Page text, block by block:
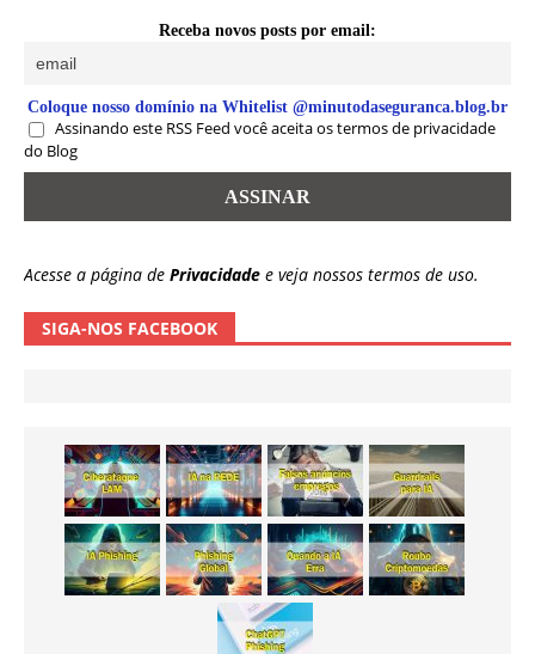
Receba novos posts por email:
Coloque nosso domínio na Whitelist @minutodaseguranca.blog.br
Assinando este RSS Feed você aceita os termos de privacidade
do Blog
Acesse a página de Privacidade e veja nossos termos de uso.
SIGA-NOS FACEBOOK